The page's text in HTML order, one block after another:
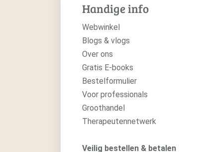
Handige info
Webwinkel
Blogs & vlogs
Over ons
Gratis E-books
Bestelformulier
Voor professionals
Groothandel
Therapeutennetwerk
Veilig bestellen & betalen